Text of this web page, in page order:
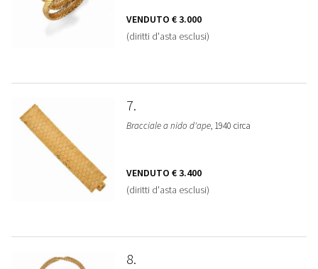
VENDUTO € 3.000
(diritti d'asta esclusi)
7
Bracciale a nido d'ape, 1940 circa
VENDUTO € 3.400
(diritti d'asta esclusi)
8